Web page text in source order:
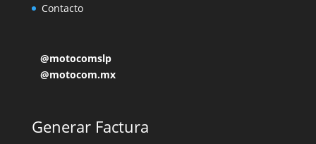
Contacto
@motocomslp
@motocom.mx
Generar Factura